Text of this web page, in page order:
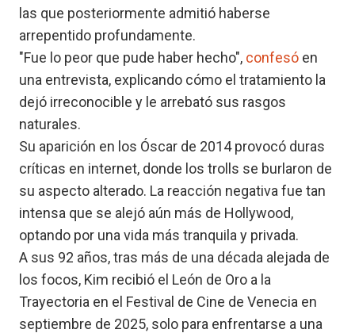
las que posteriormente admitió haberse
arrepentido profundamente.
"Fue lo peor que pude haber hecho", confesó en
una entrevista, explicando cómo el tratamiento la
dejó irreconocible y le arrebató sus rasgos
naturales.
Su aparición en los Óscar de 2014 provocó duras
críticas en internet, donde los trolls se burlaron de
su aspecto alterado. La reacción negativa fue tan
intensa que se alejó aún más de Hollywood,
optando por una vida más tranquila y privada.
A sus 92 años, tras más de una década alejada de
los focos, Kim recibió el León de Oro a la
Trayectoria en el Festival de Cine de Venecia en
septiembre de 2025, solo para enfrentarse a una